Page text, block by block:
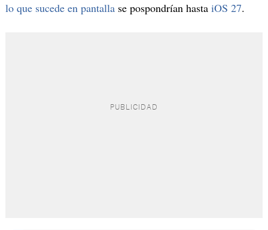
lo que sucede en pantallase pospondrían hasta iOS 27.